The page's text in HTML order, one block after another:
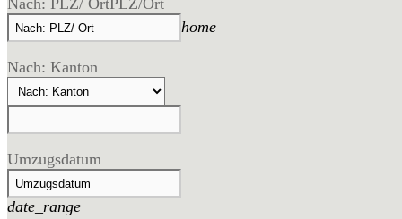
home
Nach: Kanton
Umzugsdatum
date_range